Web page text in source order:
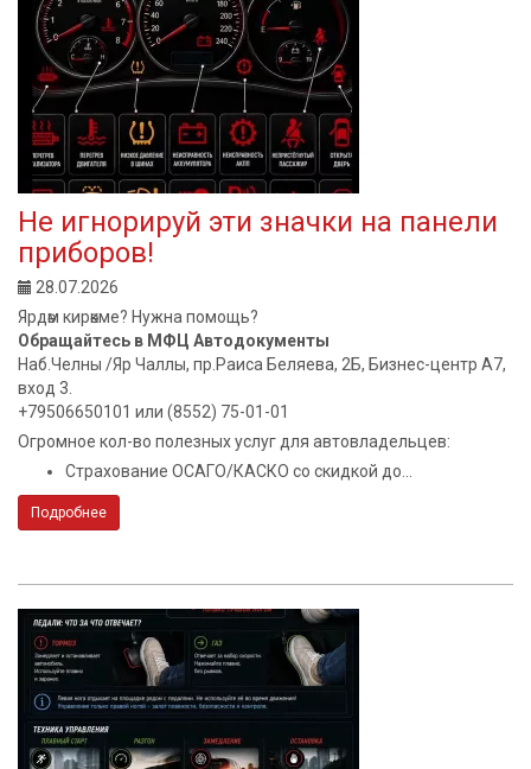
Не игнорируй эти значки на панели
приборов!
28.07.2026
Ярдәм кирәкме? Нужна помощь?
Обращайтесь в МФЦ Автодокументы
Наб.Челны /Яр Чаллы, пр.Раиса Беляева, 2Б, Бизнес-центр А7,
вход 3.
+79506650101 или (8552) 75-01-01
Огромное кол-во полезных услуг для автовладельцев:
Страхование ОСАГО/КАСКО со скидкой до...
Подробнее